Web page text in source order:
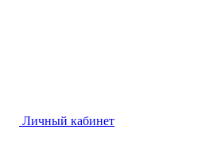
Личный кабинет